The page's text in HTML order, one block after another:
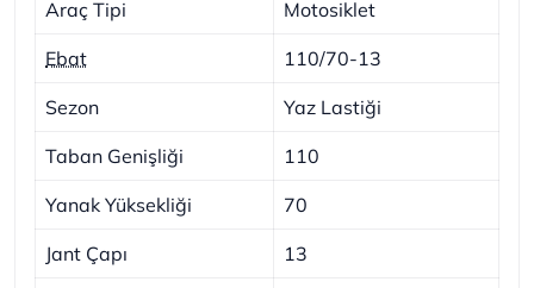
Araç Tipi Motosiklet
Ebat 110/70-13
Sezon Yaz Lastiği
Taban Genişliği 110
Yanak Yüksekliği 70
Jant Çapı 13